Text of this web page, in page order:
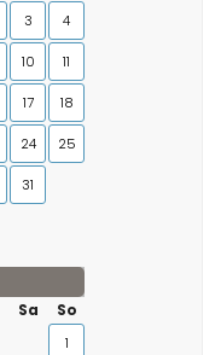
3 4
10 11
17 18
24 25
31
Sa
So
1